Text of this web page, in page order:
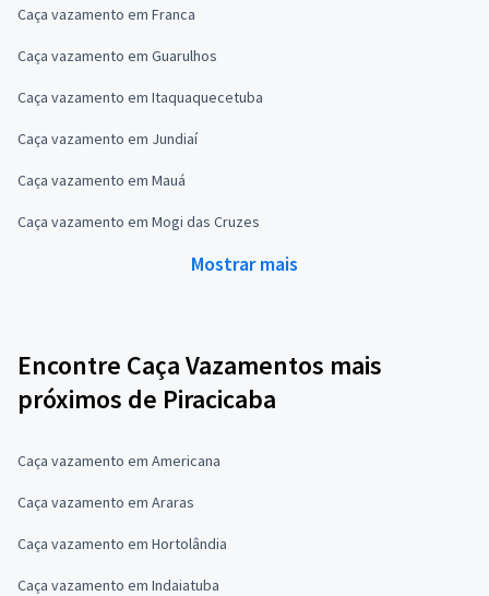
Caça vazamento em Franca
Caça vazamento em Guarulhos
Caça vazamento em Itaquaquecetuba
Caça vazamento em Jundiaí
Caça vazamento em Mauá
Caça vazamento em Mogi das Cruzes
Mostrar mais
Encontre Caça Vazamentos mais
próximos de Piracicaba
Caça vazamento em Americana
Caça vazamento em Araras
Caça vazamento em Hortolândia
Caça vazamento em Indaiatuba